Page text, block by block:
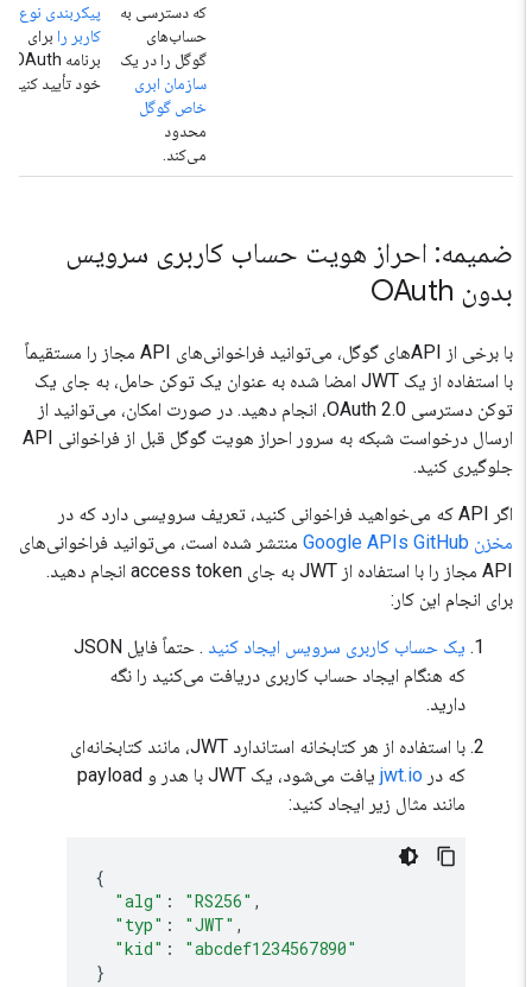
که دسترسی به
حساب‌های
گوگل را در یک
سازمان ابری
خاص گوگل
محدود
می‌کند.
پیکربندی نوع
کاربر را برای
برنامه OAuth
خود تأیید کنید.
ضمیمه: احراز هویت حساب کاربری سرویس
بدون OAuth
با برخی از APIهای گوگل، می‌توانید فراخوانی‌های API مجاز را مستقیماً
با استفاده از یک JWT امضا شده به عنوان یک توکن حامل، به جای یک
توکن دسترسی OAuth 2.0، انجام دهید. در صورت امکان، می‌توانید از
ارسال درخواست شبکه به سرور احراز هویت گوگل قبل از فراخوانی API
جلوگیری کنید.
اگر API که می‌خواهید فراخوانی کنید، تعریف سرویسی دارد که در
مخزن Google APIs GitHub
منتشر شده است، می‌توانید فراخوانی‌های
API مجاز را با استفاده از JWT به جای access token انجام دهید.
برای انجام این کار:
یک حساب کاربری سرویس ایجاد کنید
. حتماً فایل JSON
که هنگام ایجاد حساب کاربری دریافت می‌کنید را نگه
دارید.
با استفاده از هر کتابخانه استاندارد JWT، مانند کتابخانه‌ای
که درjwt.io
یافت می‌شود، یک JWT با هدر و payload
مانند مثال زیر ایجاد کنید:
"alg"
"RS256"
"typ"
"JWT"
"kid"
"abcdef1234567890"